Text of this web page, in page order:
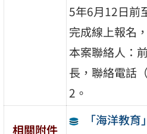
5年6月12日前
完成線上報名
本案聯絡人：
長，聯絡電話
2。
相關附件
「海洋教